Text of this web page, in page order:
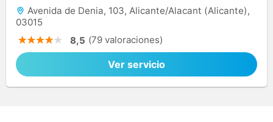
Avenida de Denia, 103, Alicante/Alacant (Alicante),
03015
8,5 (79 valoraciones)
Ver servicio